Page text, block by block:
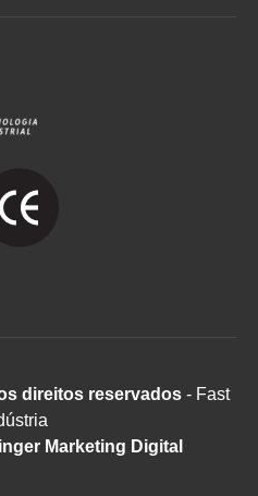
direitos reservados- Fast
Marketing Digital